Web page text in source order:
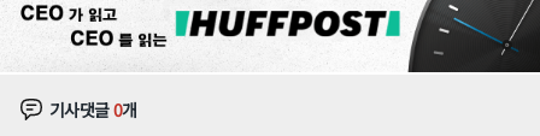
기사댓글0개